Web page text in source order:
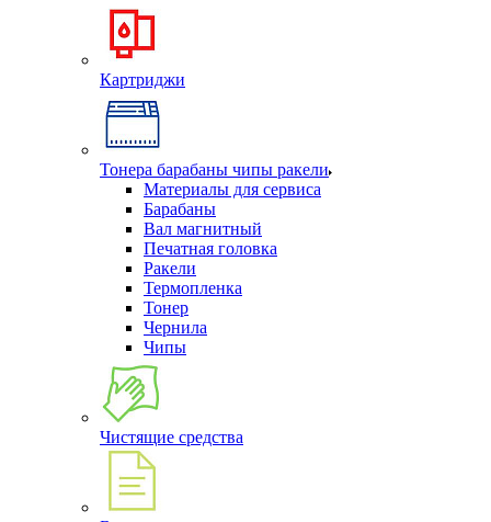
Картриджи
Тонера барабаны чипы ракели
Материалы для сервиса
Барабаны
Вал магнитный
Печатная головка
Ракели
Термопленка
Тонер
Чернила
Чипы
Чистящие средства